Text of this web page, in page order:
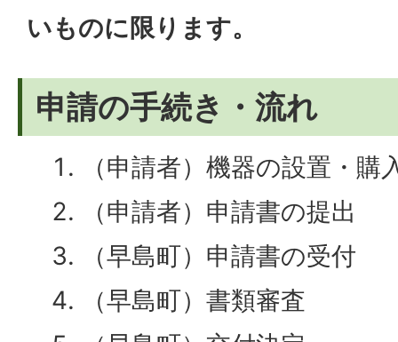
いものに限ります。
申請の手続き・流れ
（申請者）機器の設置・購
（申請者）申請書の提出
（早島町）申請書の受付
（早島町）書類審査